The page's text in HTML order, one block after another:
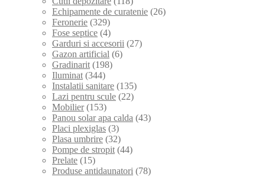
Echipamente de curatenie (26)
Feronerie (329)
Fose septice (4)
Garduri si accesorii (27)
Gazon artificial (6)
Gradinarit (198)
Iluminat (344)
Instalatii sanitare (135)
Lazi pentru scule (22)
Mobilier (153)
Panou solar apa calda (43)
Placi plexiglas (3)
Plasa umbrire (32)
Pompe de stropit (44)
Prelate (15)
Produse antidaunatori (78)